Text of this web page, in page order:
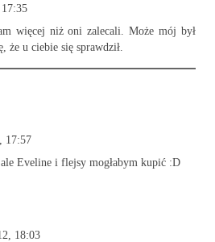
więcej niż oni zalecali. Może mój był
że u ciebie się sprawdził.
17:57
ale Eveline i flejsy mogłabym kupić :D
18:03